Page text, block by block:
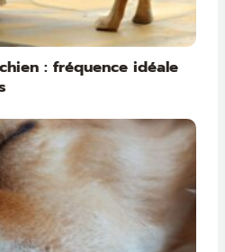
: fréquence idéale